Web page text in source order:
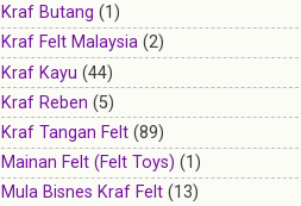
Kraf Butang (1)
Kraf Felt Malaysia (2)
Kraf Kayu (44)
Kraf Reben (5)
Kraf Tangan Felt (89)
Mainan Felt (Felt Toys) (1)
Mula Bisnes Kraf Felt (13)